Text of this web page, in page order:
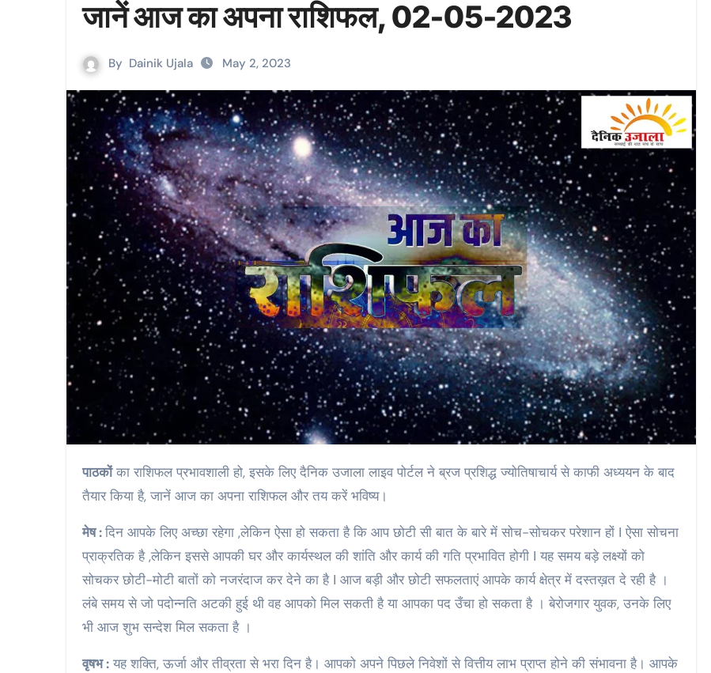
जानें आज का अपना राशिफल, 02-05-2023
By Dainik Ujala May 2, 2023
पाठकोंका राशिफल प्रभावशाली हो, इसके लिए दैनिक उजाला लाइव पोर्टल ने ब्रज प्रशिद्ध ज्योतिषाचार्य से काफी अध्ययन के बाद
तैयार किया है, जानें आज का अपना राशिफल और तय करें भविष्य।
मेष :दिन आपके लिए अच्छा रहेगा ,लेकिन ऐसा हो सकता है कि आप छोटी सी बात के बारे में सोच-सोचकर परेशान हों ǀ ऐसा सोचना
प्राक्रतिक है ,लेकिन इससे आपकी घर और कार्यस्थल की शांति और कार्य की गति प्रभावित होगी ǀ यह समय बड़े लक्ष्यों को
सोचकर छोटी-मोटी बातों को नजरंदाज कर देने का है ǀ आज बड़ी और छोटी सफलताएं आपके कार्य क्षेत्र में दस्तख़त दे रही है ।
लंबे समय से जो पदोन्नति अटकी हुई थी वह आपको मिल सकती है या आपका पद उँचा हो सकता है । बेरोजगार युवक, उनके लिए
भी आज शुभ सन्देश मिल सकता है ।
वृषभ : यह शक्ति, ऊर्जा और तीव्रता से भरा दिन है। आपको अपने पिछले निवेशों से वित्तीय लाभ प्राप्त होने की संभावना है। आपके